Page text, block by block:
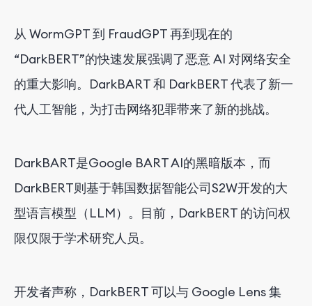
从 WormGPT 到 FraudGPT 再到现在的
“DarkBERT”的快速发展强调了恶意 AI 对网络安全
的重大影响。DarkBART 和 DarkBERT 代表了新一
代人工智能，为打击网络犯罪带来了新的挑战。
DarkBART是Google BART AI的黑暗版本，而
DarkBERT则基于韩国数据智能公司S2W开发的大
型语言模型（LLM）。目前，DarkBERT 的访问权
限仅限于学术研究人员。
开发者声称，DarkBERT 可以与 Google Lens 集